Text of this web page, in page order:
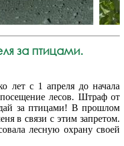
за птицами.
лет с 1 апреля до начала
посещение лесов. Штраф от
за птицами! В прошлом
в связи с этим запретом.
лесную охрану своей